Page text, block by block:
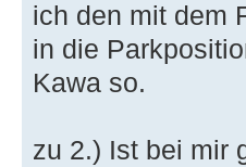
ich den mit dem
in die
Kawa so.
zu 2.) Ist bei mir